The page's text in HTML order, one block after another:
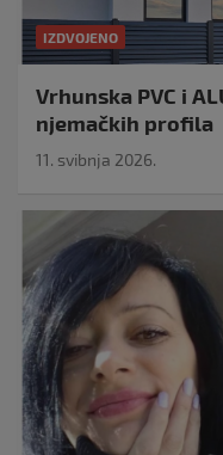
IZDVOJENO
Vrhunska PVC i
njemačkih profila
11. svibnja 2026.